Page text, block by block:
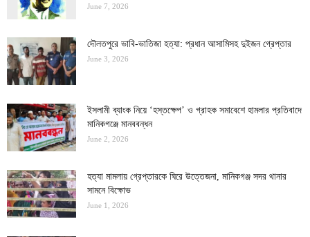
June 7, 2026
দৌলতপুরে ভাবি-ভাতিজা হত্যা: প্রধান আসামিসহ দুইজন গ্রেপ্তার
June 3, 2026
ইসলামী ব্যাংক নিয়ে ‘হস্তক্ষেপ’ ও গ্রাহক সমাবেশে হামলার প্রতিবাদে
মানিকগঞ্জে মানববন্ধন
June 2, 2026
হত্যা মামলায় গ্রেপ্তারকে ঘিরে উত্তেজনা, মানিকগঞ্জ সদর থানার
সামনে বিক্ষোভ
June 1, 2026